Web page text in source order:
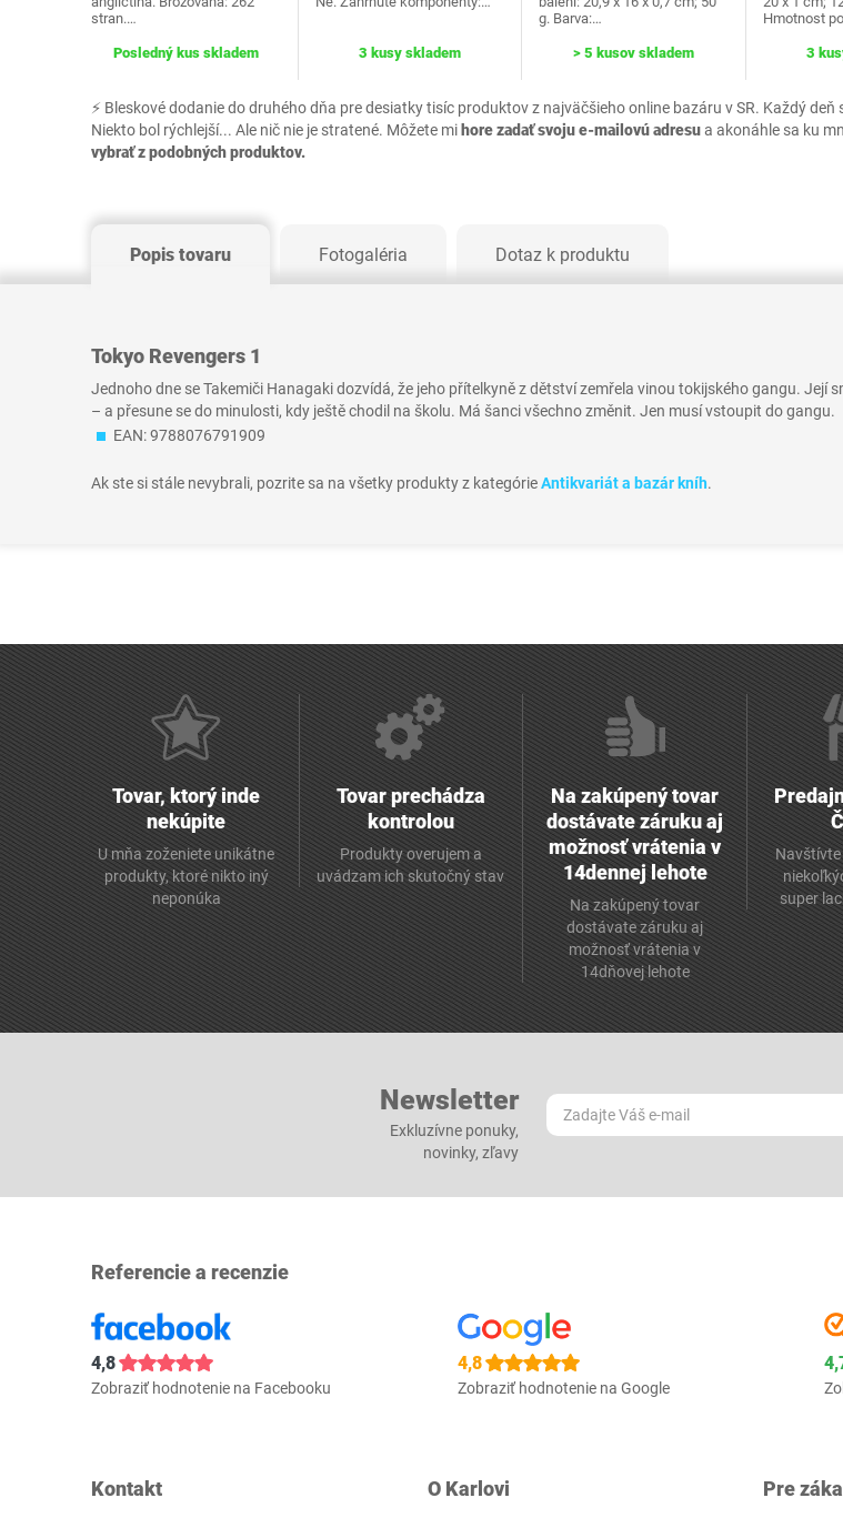
⚡ Bleskové dodanie do druhého dňa pre desiatky tisíc produktov z najväčšieho online bazáru v SR. Každý
Niekto bol rýchlejší... Ale nič nie je stratené. Môžete mihore zadať svoju e-mailovú adresua akonáhle sa ku
vybrať z podobných produktov.
stran.…
Posledný kus skladem 3 kusy skladem
g. Barva:…
> 5 kusov skladem
Hmotnost
3
Popis tovaru Fotogaléria Dotaz k produktu
Tokyo Revengers 1
Jednoho dne se Takemiči Hanagaki dozvídá, že jeho přítelkyně z dětství zemřela vinou tokijského gangu.
– a přesune se do minulosti, kdy ještě chodil na školu. Má šanci všechno změnit. Jen musí vstoupit do gangu.
EAN: 9788076791909
Ak ste si stále nevybrali, pozrite sa na všetky produkty z kategórieAntikvariát a bazár kníh.
Tovar, ktorý inde
nekúpite
U mňa zoženiete unikátne
produkty, ktoré nikto iný
neponúka
Tovar prechádza
kontrolou
Produkty overujem a
uvádzam ich skutočný stav
Na zakúpený tovar
dostávate záruku aj
možnosť vrátenia v
14dennej lehote
Na zakúpený tovar
dostávate záruku aj
možnosť vrátenia v
14dňovej lehote
super
Newsletter
Exkluzívne ponuky,
novinky, zľavy
Referencie a recenzie
4,8
Zobraziť hodnotenie na Facebooku
4,8
Zobraziť hodnotenie na Google
Kontakt O Karlovi Pre